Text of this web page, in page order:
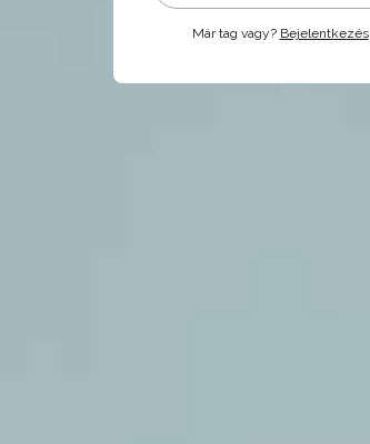
Már tag vagy? Bejelentkezés